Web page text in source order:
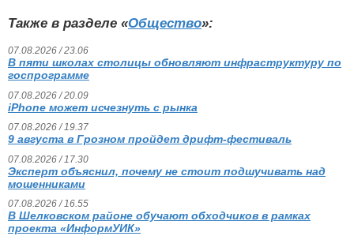
Также в разделе «Общество»:
07.08.2026 / 23.06
В пяти школах столицы обновляют инфраструктуру по
госпрограмме
07.08.2026 / 20.09
iPhone может исчезнуть с рынка
07.08.2026 / 19.37
9 августа в Грозном пройдет дрифт-фестиваль
07.08.2026 / 17.30
Эксперт объяснил, почему не стоит подшучивать над
мошенниками
07.08.2026 / 16.55
В Шелковском районе обучают обходчиков в рамках
проекта «ИнформУИК»